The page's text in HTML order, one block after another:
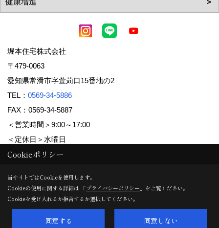
堀本住宅株式会社
〒479-0063
愛知県常滑市字萱苅口15番地の2
TEL： 0569-34-5886
FAX：0569-34-5887
＜営業時間＞9:00～17:00
＜定休日＞水曜日
Copyright (c) 堀本住宅株式会社. All Rights Reserved.
Produced byゴデスクリエイト
Cookieポリシー
当サイトではCookieを使用します。
Cookieの使用に関する詳細は 「プライバシーポリシー 」をご覧ください。
Cookieを受け入れるか拒否するか選択してください。
同意する 同意しない